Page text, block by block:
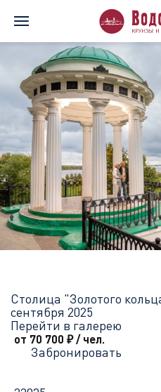
Столица "Золотого
сентября 2025
Перейти в галерею
от 70 700 ₽/ чел.
Забронировать